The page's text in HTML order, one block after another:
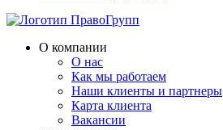
О компании
О нас
Как мы работаем
Наши клиенты и партнеры
Карта клиента
Вакансии